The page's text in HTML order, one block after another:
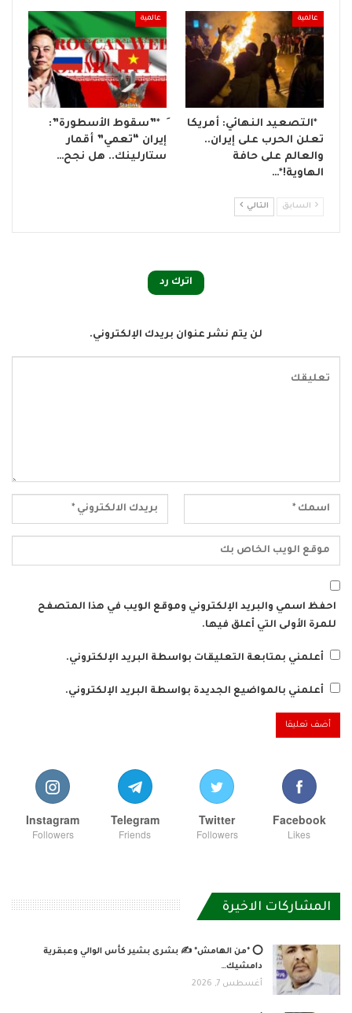
عالمية
‏ *التصعيد النهائي: أمريكا
تعلن الحرب على إيران..
والعالم على حافة
الهاوية!*…
عالمية
️َ *”سقوط الأسطورة”:
إيران “تعمي” أقمار
ستارلينك.. هل نجح…
السابق التالي
اترك رد
لن يتم نشر عنوان بريدك الإلكتروني.
احفظ اسمي والبريد الإلكتروني وموقع الويب في هذا المتصفح
للمرة الأولى التي أعلق فيها.
أعلمني بمتابعة التعليقات بواسطة البريد الإلكتروني.
أعلمني بالمواضيع الجديدة بواسطة البريد الإلكتروني.
Facebook
Likes
Twitter
Followers
Telegram
Friends
Instagram
Followers
المشاركات الاخيرة
⭕ *من الهامش* ✍️ بشرى بشير كأس الوالي وعبقرية
دامشيك…
أغسطس 7, 2026